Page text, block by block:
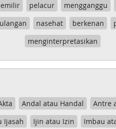
pelacur mengganggu
nasehat berkenan
menginterpretasikan
Andal atau Handal Antre
Ijasah
Ijin atau Izin Imbau